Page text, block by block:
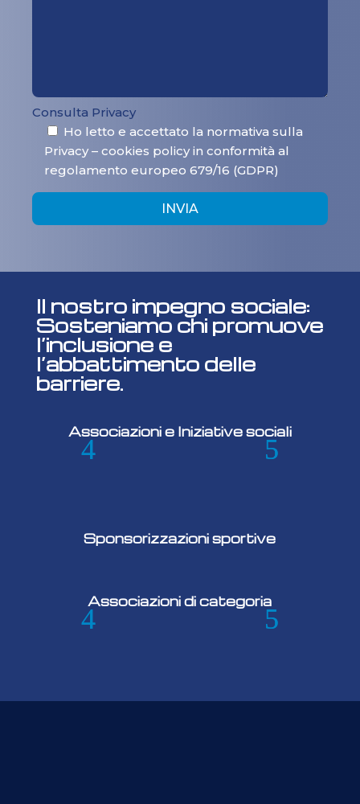
Consulta Privacy
Ho letto e accettato la normativa sulla
Privacy – cookies policy in conformità al
regolamento europeo 679/16 (GDPR)
INVIA
Il nostro impegno sociale:
Sosteniamo chi promuove
l’inclusione e
l’abbattimento delle
barriere.
Associazioni e Iniziative sociali
Sponsorizzazioni sportive
Associazioni di categoria